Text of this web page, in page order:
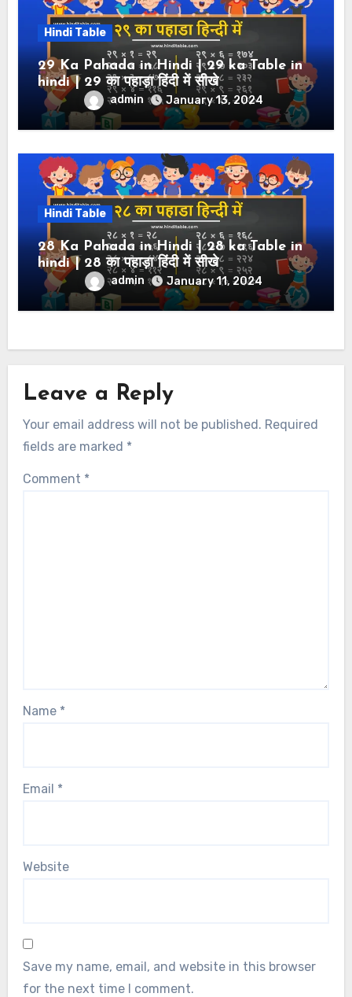
Hindi Table
29 Ka Pahada in Hindi | 29 ka Table in
hindi | 29 का पहाड़ा हिंदी में सीखे
admin January 13, 2024
Hindi Table
28 Ka Pahada in Hindi | 28 ka Table in
hindi | 28 का पहाड़ा हिंदी में सीखे
admin January 11, 2024
Leave a Reply
Your email address will not be published. Required
fields are marked *
Comment *
Name *
Email *
Website
Save my name, email, and website in this browser
for the next time I comment.